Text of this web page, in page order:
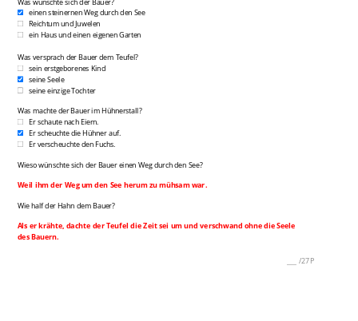
einen steinernen Weg durch den See
Reichtum und Juwelen
ein Haus und einen eigenen Garten
Was versprach der Bauer dem Teufel?
sein erstgeborenes Kind
seine Seele
seine einzige Tochter
Was machte der Bauer im Hühnerstall?
Er schaute nach Eiern.
Er scheuchte die Hühner auf.
Er verscheuchte den Fuchs.
Wieso wünschte sich der Bauer einen Weg durch den See?
Weil ihm der Weg um den See herum zu mühsam war.
Wie half der Hahn dem Bauer?
Als er krähte, dachte der Teufel die Zeit sei um und verschwand ohne die Seele
des Bauern.
/27P